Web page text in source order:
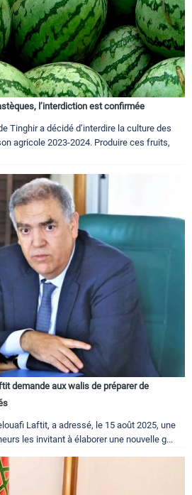
l’interdiction est confirmée
Tinghir a décidé d’interdire la culture des
agricole 2023-2024. Produire ces fruits,
demande aux walis de préparer de
Laftit, a adressé, le 15 août 2025, une
les invitant à élaborer une nouvelle g...